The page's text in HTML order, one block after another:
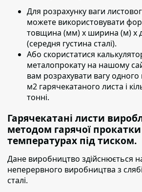
Для розрахунку ваги
можете використовувати
товщина (мм) х ширина (м) х
(середня густина сталі).
Або скористатися
металопрокату на нашому
вам розрахувати вагу одного
м2 гарячекатаного листа і
тонні.
Гарячекатані листи
методом гарячої
температурах під тиском.
Дане виробництво здійснюється на
неперервного виробництва з
сталі.